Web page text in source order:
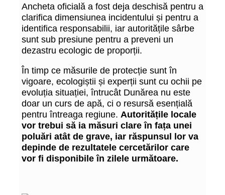
Ancheta oficială a fost deja deschisă pentru a
clarifica dimensiunea incidentului și pentru a
identifica responsabilii, iar autoritățile sârbe
sunt sub presiune pentru a preveni un
dezastru ecologic de proporții.
În timp ce măsurile de protecție sunt în
vigoare, ecologiștii și experții sunt cu ochii pe
evoluția situației, întrucât Dunărea nu este
doar un curs de apă, ci o resursă esențială
pentru întreaga regiune. Autoritățile locale
vor trebui să ia măsuri clare în fața unei
poluări atât de grave, iar răspunsul lor va
depinde de rezultatele cercetărilor care
vor fi disponibile în zilele următoare.